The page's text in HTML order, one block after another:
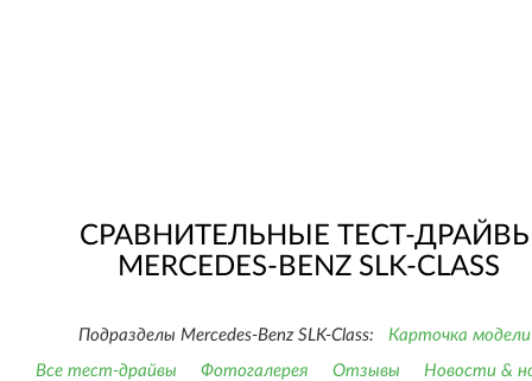
СРАВНИТЕЛЬНЫЕ ТЕСТ-
MERCEDES-BENZ SLK-CLASS
Подразделы Mercedes-Benz SLK-Class:
Карточка модели
Все тест-драйвы
Фотогалерея Отзывы
Новости &